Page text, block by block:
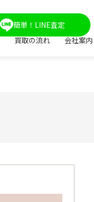
簡単！LINE査定
買取の流れ 会社案内